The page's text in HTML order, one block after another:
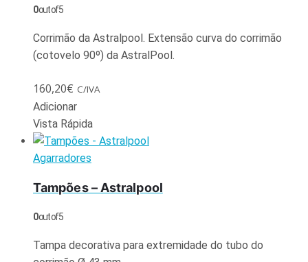
0out of 5
Corrimão da Astralpool. Extensão curva do corrimão
(cotovelo 90º) da AstralPool.
160,20€ C/IVA
Adicionar
Vista Rápida
Agarradores
Tampões – Astralpool
0out of 5
Tampa decorativa para extremidade do tubo do